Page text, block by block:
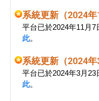
系統更新（2024年
平台已於2024年11月
此。
系統更新（2024年
平台已於2024年3月
此。